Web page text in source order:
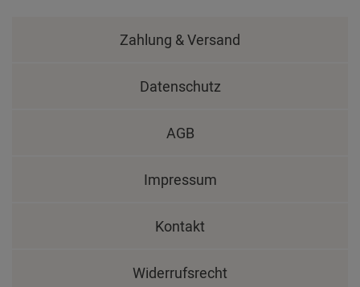
Zahlung & Versand
Datenschutz
AGB
Impressum
Kontakt
Widerrufsrecht